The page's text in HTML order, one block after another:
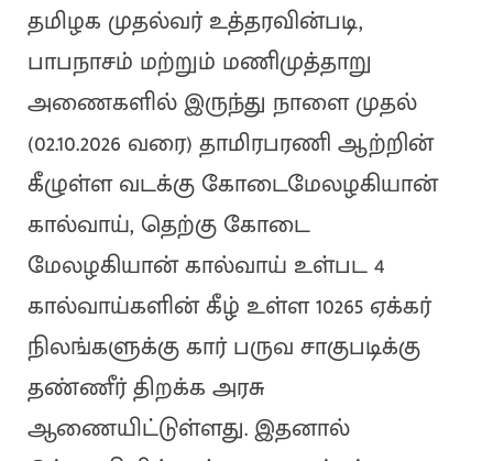
தமிழக முதல்வர் உத்தரவின்படி,
பாபநாசம் மற்றும் மணிமுத்தாறு
அணைகளில் இருந்து நாளை முதல்
(02.10.2026 வரை) தாமிரபரணி ஆற்றின்
கீழுள்ள வடக்கு கோடைமேலழகியான்
கால்வாய், தெற்கு கோடை
மேலழகியான் கால்வாய் உள்பட 4
கால்வாய்களின் கீழ் உள்ள 10265 ஏக்கர்
நிலங்களுக்கு கார் பருவ சாகுபடிக்கு
தண்ணீர் திறக்க அரசு
ஆணையிட்டுள்ளது. இதனால்